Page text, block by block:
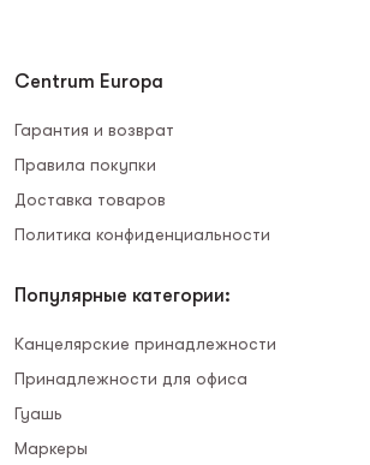
Centrum Europa
Гарантия и возврат
Правила покупки
Доставка товаров
Политика конфиденциальности
Популярные категории:
Канцелярские принадлежности
Принадлежности для офиса
Гуашь
Маркеры